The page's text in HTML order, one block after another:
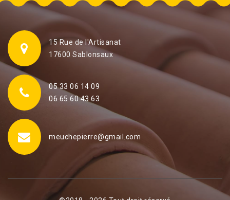
15 Rue de l'Artisanat
17600 Sablonsaux
05 33 06 14 09
06 65 60 43 63
meuchepierre@gmail.com